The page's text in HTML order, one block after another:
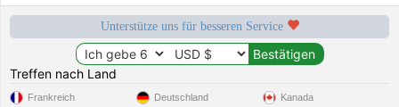
Unterstütze uns für besseren Service
Treffen nach Land
Frankreich Deutschland Kanada